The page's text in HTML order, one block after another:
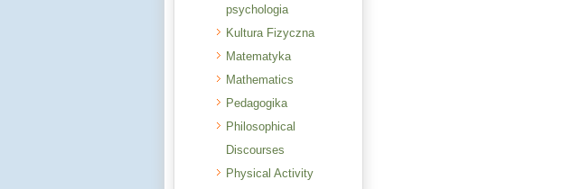
psychologia
Kultura Fizyczna
Matematyka
Mathematics
Pedagogika
Philosophical
Discourses
Physical Activity